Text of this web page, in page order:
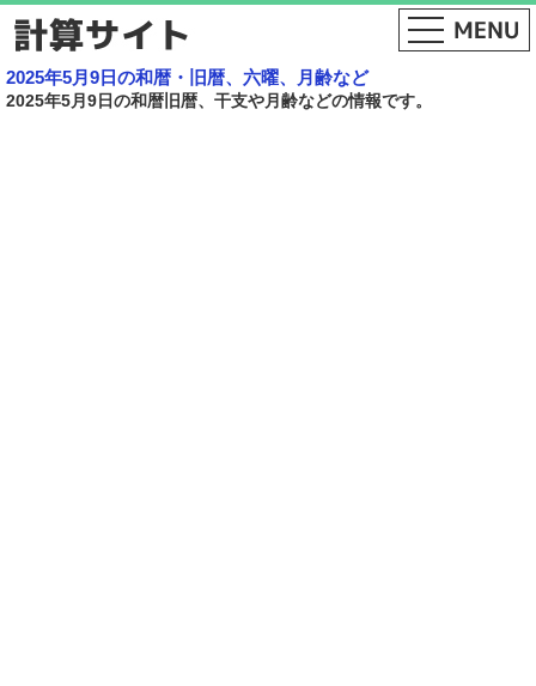
2025年5月9日の和暦・旧暦、六曜、月齢など
2025年5月9日の和暦旧暦、干支や月齢などの情報です。